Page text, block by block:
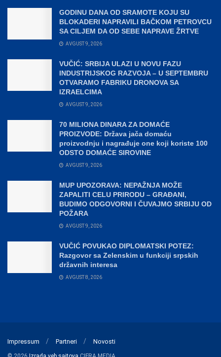
GODINU DANA OD SRAMOTE KOJU SU
BLOKADERI NAPRAVILI BAČKOM PETROVCU
SA CILJEM DA OD SEBE NAPRAVE ŽRTVE
AVGUST 9, 2026
VUČIĆ: SRBIJA ULAZI U NOVU FAZU
INDUSTRIJSKOG RAZVOJA – U SEPTEMBRU
OTVARAMO FABRIKU DRONOVA SA
IZRAELCIMA
AVGUST 9, 2026
70 MILIONA DINARA ZA DOMAĆE
PROIZVODE: Država jača domaću
proizvodnju i nagrađuje one koji koriste 100
ODSTO DOMAĆE SIROVINE
AVGUST 9, 2026
MUP UPOZORAVA: NEPAŽNJA MOŽE
ZAPALITI CELU PRIRODU – GRAĐANI,
BUDIMO ODGOVORNI I ČUVAJMO SRBIJU OD
POŽARA
AVGUST 9, 2026
VUČIĆ POVUKAO DIPLOMATSKI POTEZ:
Razgovor sa Zelenskim u funkciji srpskih
državnih interesa
AVGUST 8, 2026
Impressum Partneri Novosti